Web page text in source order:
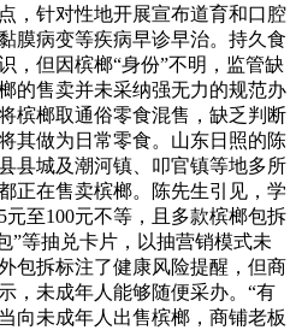
，针对性地开展宣布道育和口腔
膜病变等疾病早诊早治。持久食
，但因槟榔“身份”不明，监管缺
的售卖并未采纳强无力的规范办
槟榔取通俗零食混售，缺乏判断
其做为日常零食。山东日照的陈
县城及潮河镇、叩官镇等地多所
正在售卖槟榔。陈先生引见，学
至100元不等，且多款槟榔包拆
”等抽兑卡片，以抽营销模式未
包拆标注了健康风险提醒，但商
，未成年人能够随便采办。“有
向未成年人出售槟榔，商铺老板